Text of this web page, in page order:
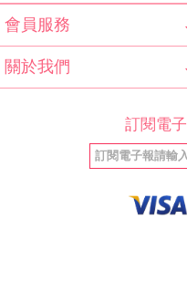
會員服務
會員辨法
客服信箱
隱私條款
網站導覽
關於我們
訂閱電